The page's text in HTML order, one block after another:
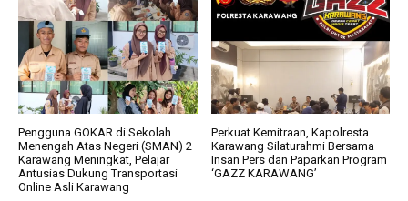
Pengguna GOKAR di Sekolah
Menengah Atas Negeri (SMAN) 2
Karawang Meningkat, Pelajar
Antusias Dukung Transportasi
Online Asli Karawang
Perkuat Kemitraan, Kapolresta
Karawang Silaturahmi Bersama
Insan Pers dan Paparkan Program
‘GAZZ KARAWANG’